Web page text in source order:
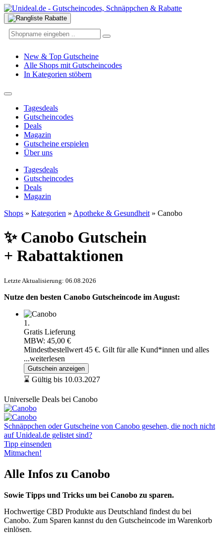
New & Top Gutscheine
Alle Shops mit Gutscheincodes
In Kategorien stöbern
Tagesdeals
Gutscheincodes
Deals
Magazin
Gutscheine erspielen
Über uns
Tagesdeals
Gutscheincodes
Deals
Magazin
Shops » Kategorien » Apotheke & Gesundheit » Canobo
✨ Canobo Gutschein
+ Rabattaktionen
Letzte Aktualisierung: 06.08.2026
Nutze den besten Canobo Gutscheincode im August:
1.
Gratis Lieferung
MBW: 45,00 €
Mindestbestellwert 45 €. Gilt für alle Kund*innen und alles
...weiterlesen
Gutschein anzeigen
⌛ Gültig bis 10.03.2027
Universelle Deals bei Canobo
Schnäppchen oder Gutscheine von Canobo gesehen, die noch nicht
auf Unideal.de gelistet sind?
Tipp einsenden
Mitmachen!
Alle Infos zu Canobo
Sowie Tipps und Tricks um bei Canobo zu sparen.
Hochwertige CBD Produkte aus Deutschland findest du bei
Canobo. Zum Sparen kannst du den Gutscheincode im Warenkorb
einlösen.